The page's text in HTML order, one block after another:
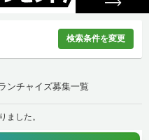
検索条件を変更
ンチャイズ募集一覧
ました。